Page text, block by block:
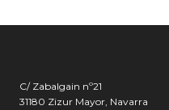
C/ Zabalgain nº21
31180 Zizur Mayor, Navarra